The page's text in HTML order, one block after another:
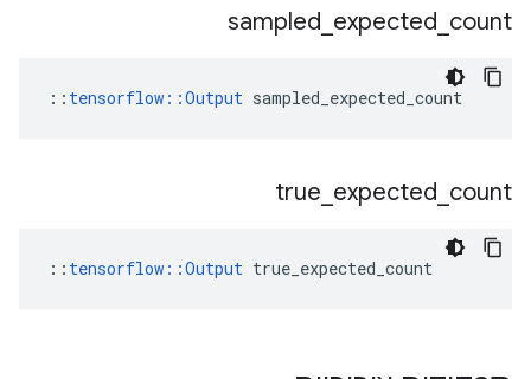
sampled expected count
:: tensorflow::Output sampled_expected_count
true expected count
:: tensorflow::Output true_expected_count